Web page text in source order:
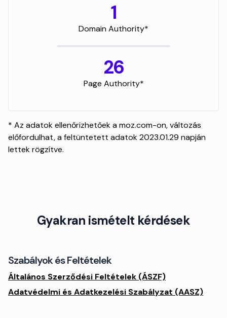
1
Domain Authority*
26
Page Authority*
* Az adatok ellenőrizhetőek a moz.com-on, változás
előfordulhat, a feltüntetett adatok 2023.01.29 napján
lettek rögzítve.
Gyakran ismételt kérdések
Szabályok és Feltételek
Általános Szerződési Feltételek (ÁSZF)
Adatvédelmi és Adatkezelési Szabályzat (AASZ)